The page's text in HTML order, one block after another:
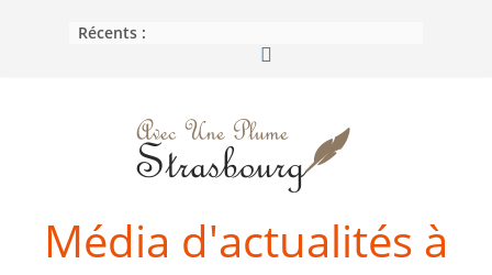
Récents :
Média d'actualités à